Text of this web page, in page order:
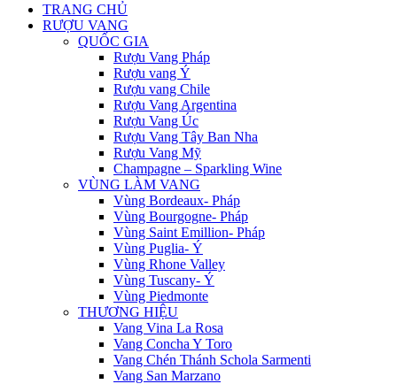
TRANG CHỦ
RƯỢU VANG
QUỐC GIA
Rượu Vang Pháp
Rượu vang Ý
Rượu vang Chile
Rượu Vang Argentina
Rượu Vang Úc
Rượu Vang Tây Ban Nha
Rượu Vang Mỹ
Champagne – Sparkling Wine
VÙNG LÀM VANG
Vùng Bordeaux- Pháp
Vùng Bourgogne- Pháp
Vùng Saint Emillion- Pháp
Vùng Puglia- Ý
Vùng Rhone Valley
Vùng Tuscany- Ý
Vùng Piedmonte
THƯƠNG HIỆU
Vang Vina La Rosa
Vang Concha Y Toro
Vang Chén Thánh Schola Sarmenti
Vang San Marzano